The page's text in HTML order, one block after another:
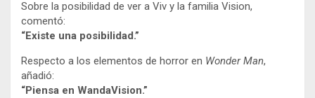
Sobre la posibilidad de ver a Viv y la familia Vision,
comentó:
“Existe una posibilidad.”
Respecto a los elementos de horror en Wonder Man,
añadió:
“Piensa en WandaVision.”